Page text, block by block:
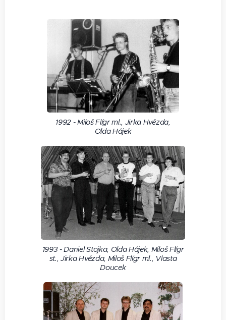
1992 - Miloš Flígr ml., Jirka Hvězda,
Olda Hájek
1993 - Daniel Stojka, Olda Hájek, Miloš Flígr
st., Jirka Hvězda, Miloš Flígr ml., Vlasta
Doucek